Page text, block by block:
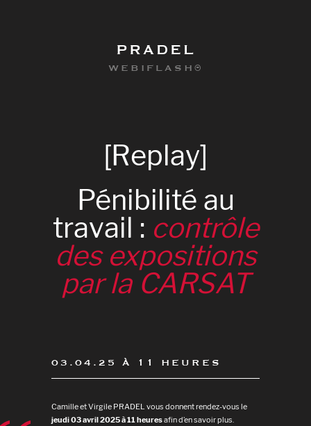
0
PRADEL
WEBIFLASH®
[Replay]
Pénibilité au
travail : contrôle
des expositions
par la CARSAT
03.04.25 À 11 HEURES
Camille et Virgile PRADEL vous donnent rendez-vous le
jeudi 03 avril 2025 à 11 heuresafin d’en savoir plus.